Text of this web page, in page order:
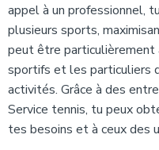
appel à un professionnel,
plusieurs sports,
peut être particulièrement
sportifs et les particuliers
activités. Grâce à des
Service tennis, tu peux
tes besoins et à ceux des